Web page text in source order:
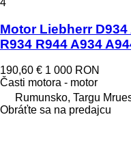
Motor Liebherr
R934 R944 A934
190,60 € 1 000 RON
Časti motora - motor
Rumunsko, Targu
Obráťte sa na predajcu